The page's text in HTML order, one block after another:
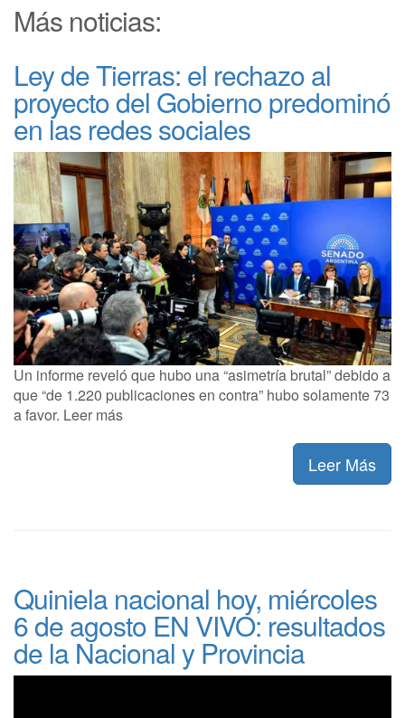
Más noticias:
Ley de Tierras: el rechazo al
proyecto del Gobierno predominó
en las redes sociales
Un informe reveló que hubo una “asimetría brutal” debido a
que “de 1.220 publicaciones en contra” hubo solamente 73
a favor. Leer más
Leer Más
Quiniela nacional hoy, miércoles
6 de agosto EN VIVO: resultados
de la Nacional y Provincia